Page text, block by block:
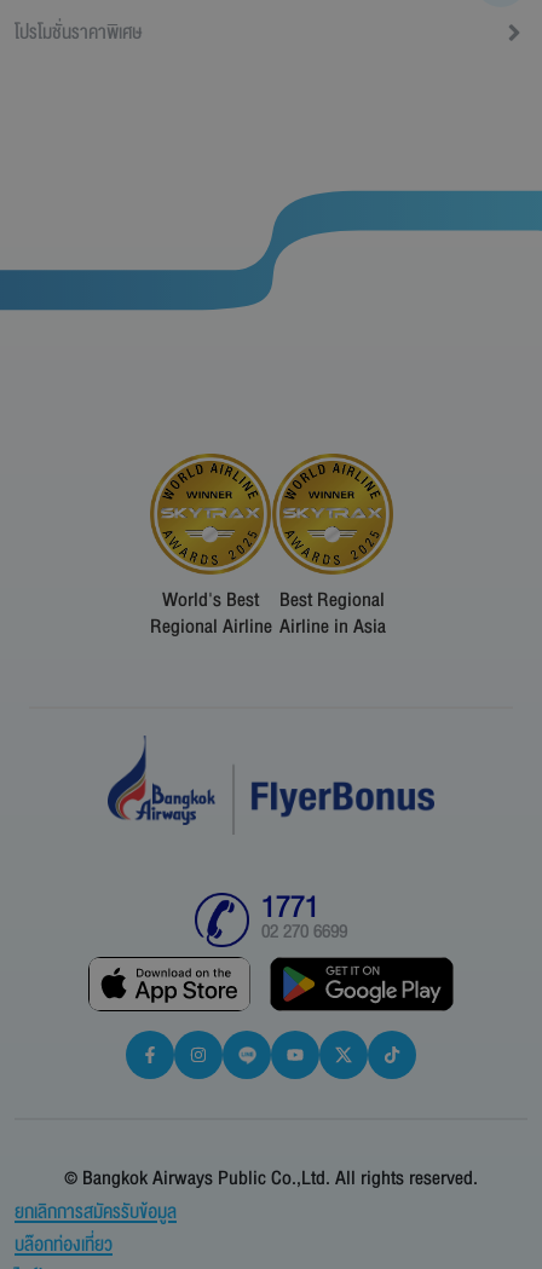
โปรโมชั่นราคาพิเศษ
World's Best
Regional Airline
Best Regional
Airline in Asia
1771
02 270 6699
© Bangkok Airways Public Co.,Ltd. All rights reserved.
ยกเลิกการสมัครรับข้อมูล
บล๊อกท่องเที่ยว